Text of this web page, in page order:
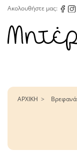
Ακολουθήστε μας:
ΑΡΧΙΚΗ